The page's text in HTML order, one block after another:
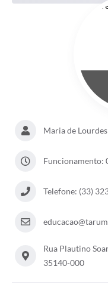
Maria de Lourdes
Funcionamento:
Telefone: (33)
Rua Plautino
35140-000